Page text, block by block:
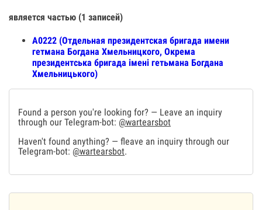
является частью (1 записей)
А0222 (Отдельная президентская бригада имени
гетмана Богдана Хмельницкого, Окрема
президентська бригада імені гетьмана Богдана
Хмельницького)
Found a person you're looking for? — Leave an inquiry
through our Telegram-bot: @wartearsbot
Haven't found anything? — fleave an inquiry through our
Telegram-bot: @wartearsbot.